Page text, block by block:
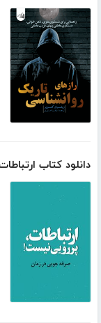
دانلود کتاب